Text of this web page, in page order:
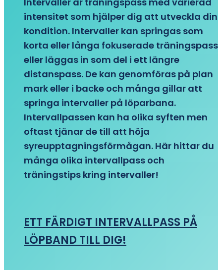
intensitet som hjälper dig att utveckla din
kondition. Intervaller kan springas som
korta eller långa fokuserade träningspass
eller läggas in som del i ett längre
distanspass. De kan genomföras på plan
mark eller i backe och många gillar att
springa intervaller på löparbana.
Intervallpassen kan ha olika syften men
oftast tjänar de till att höja
syreupptagningsförmågan. Här hittar du
många olika intervallpass och
träningstips kring intervaller!
ETT FÄRDIGT INTERVALLPASS PÅ
LÖPBAND TILL DIG!